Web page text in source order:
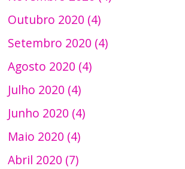
Outubro 2020 (4)
Setembro 2020 (4)
Agosto 2020 (4)
Julho 2020 (4)
Junho 2020 (4)
Maio 2020 (4)
Abril 2020 (7)